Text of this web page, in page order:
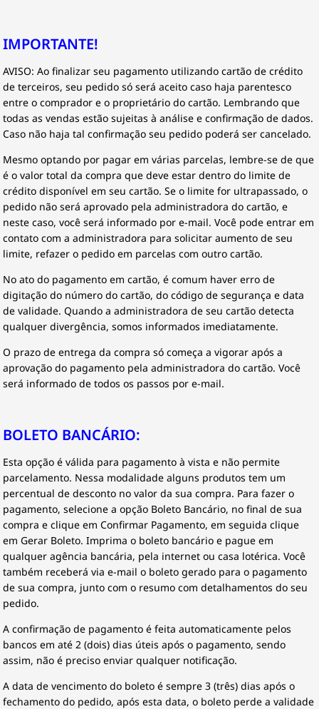
IMPORTANTE!
AVISO: Ao finalizar seu pagamento utilizando cartão de crédito
de terceiros, seu pedido só será aceito caso haja parentesco
entre o comprador e o proprietário do cartão. Lembrando que
todas as vendas estão sujeitas à análise e confirmação de dados.
Caso não haja tal confirmação seu pedido poderá ser cancelado.
Mesmo optando por pagar em várias parcelas, lembre-se de que
é o valor total da compra que deve estar dentro do limite de
crédito disponível em seu cartão. Se o limite for ultrapassado, o
pedido não será aprovado pela administradora do cartão, e
neste caso, você será informado por e-mail. Você pode entrar em
contato com a administradora para solicitar aumento de seu
limite, refazer o pedido em parcelas com outro cartão.
No ato do pagamento em cartão, é comum haver erro de
digitação do número do cartão, do código de segurança e data
de validade. Quando a administradora de seu cartão detecta
qualquer divergência, somos informados imediatamente.
O prazo de entrega da compra só começa a vigorar após a
aprovação do pagamento pela administradora do cartão. Você
será informado de todos os passos por e-mail.
BOLETO BANCÁRIO:
Esta opção é válida para pagamento à vista e não permite
parcelamento. Nessa modalidade alguns produtos tem um
percentual de desconto no valor da sua compra. Para fazer o
pagamento, selecione a opção Boleto Bancário, no final de sua
compra e clique em Confirmar Pagamento, em seguida clique
em Gerar Boleto. Imprima o boleto bancário e pague em
qualquer agência bancária, pela internet ou casa lotérica. Você
também receberá via e-mail o boleto gerado para o pagamento
de sua compra, junto com o resumo com detalhamentos do seu
pedido.
A confirmação de pagamento é feita automaticamente pelos
bancos em até 2 (dois) dias úteis após o pagamento, sendo
assim, não é preciso enviar qualquer notificação.
A data de vencimento do boleto é sempre 3 (três) dias após o
fechamento do pedido, após esta data, o boleto perde a validade